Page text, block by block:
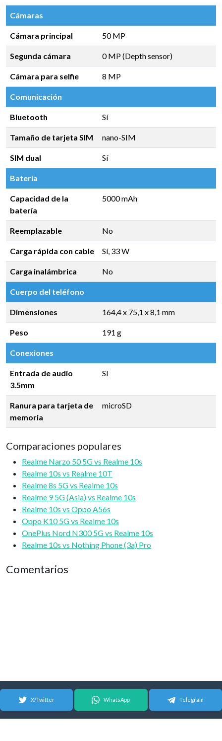
Cámaras
Cámara principal 50 MP
Segunda cámara 0 MP (Depth sensor)
Cámara para selfie 8 MP
Comunicación
Bluetooth Sí
Tamaño de tarjeta SIM nano-SIM
SIM dual Sí
Batería
Capacidad de la
batería
5000 mAh
Reemplazable No
Carga rápida con cable Sí, 33 W
Carga inalámbrica No
Cuerpo del teléfono
Dimensiones 164,4 x 75,1 x 8,1 mm
Peso 191 g
Conexiones
Entrada de audio
3.5mm
Sí
Ranura para tarjeta de
memoria
microSD
Comparaciones populares
Realme Narzo 50 5G vs Realme 10s
Realme 10s vs Realme 10T
Realme 8s 5G vs Realme 10s
Realme 9 5G (Asia) vs Realme 10s
Realme 10s vs Oppo A56s
Oppo K10 5G vs Realme 10s
OnePlus Nord N300 5G vs Realme 10s
Realme 10s vs Nothing Phone (3a) Pro
Comentarios
X/Twitter WhatsApp Telegram